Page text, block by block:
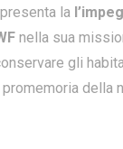
la
nella sua
gli
della